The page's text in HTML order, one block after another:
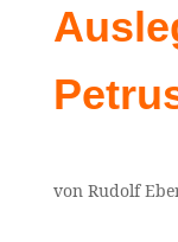
von Rudolf